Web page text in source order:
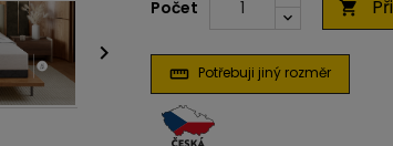

Počet 
straighten Potřebuji jiný rozměr